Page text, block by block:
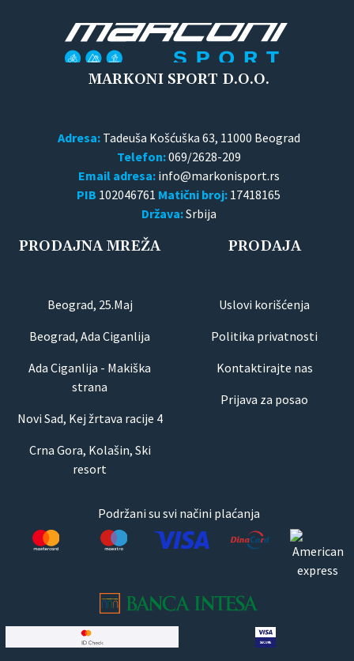
MARKONI SPORT D.O.O.
Adresa:Tadeuša Košćuška 63, 11000 Beograd
Telefon:069/2628-209
Email adresa:
PIB 102046761 Matični broj: 17418165
Država:Srbija
PRODAJNA MREŽA
Beograd, 25.Maj
Beograd, Ada Ciganlija
Ada Ciganlija - Makiška
strana
Novi Sad, Kej žrtava racije 4
Crna Gora, Kolašin, Ski
resort
PRODAJA
Uslovi korišćenja
Politika privatnosti
Kontaktirajte nas
Prijava za posao
Podržani su svi načini plaćanja